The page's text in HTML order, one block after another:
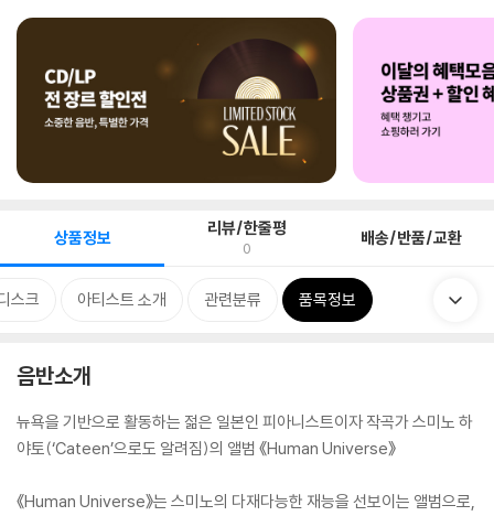
상품정보 리뷰/한줄평
0 배송/반품/교환
스크 아티스트 소개 관련분류 품목정보
음반소개
뉴욕을 기반으로 활동하는 젊은 일본인 피아니스트이자 작곡가 스미노 하
야토(‘Cateen’으로도 알려짐)의 앨범 《Human Universe》
《Human Universe》는 스미노의 다재다능한 재능을 선보이는 앨범으로,